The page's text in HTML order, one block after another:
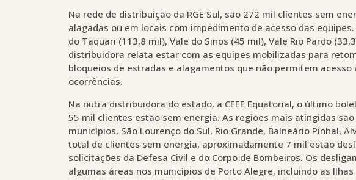
Na rede de distribuição da RGE Sul, são 272 mil clientes sem
alagadas ou em locais com impedimento de acesso das
do Taquari (113,8 mil), Vale do Sinos (45 mil), Vale Rio Pardo
distribuidora relata estar com as equipes mobilizadas para
bloqueios de estradas e alagamentos que não permitem acesso
ocorrências.
Na outra distribuidora do estado, a CEEE Equatorial, o último
55 mil clientes estão sem energia. As regiões mais atingidas
municípios, São Lourenço do Sul, Rio Grande, Balneário Pinhal,
total de clientes sem energia, aproximadamente 7 mil estão
solicitações da Defesa Civil e do Corpo de Bombeiros. Os
algumas áreas nos municípios de Porto Alegre, incluindo as